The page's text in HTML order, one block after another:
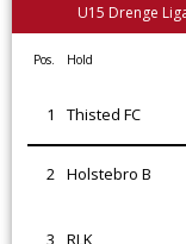
U15 Drenge
Pos. Hold
1 Thisted FC
2 Holstebro B
3 RLK